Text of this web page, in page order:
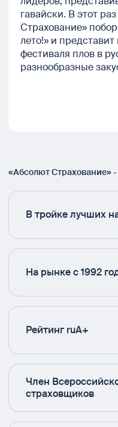
гавайски. В этот
Страхование»
лето!» и
фестиваля плов в
разнообразные
«Абсолют Страхование» -
В тройке лучших
На рынке с 1992
Рейтинг ruA+
Член
страховщиков